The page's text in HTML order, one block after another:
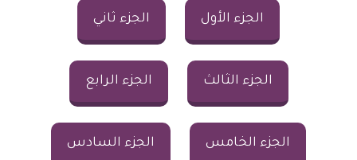
الجزء الأول الجزء ثاني
الجزء الثالث الجزء الرابع
الجزء الخامس الجزء السادس